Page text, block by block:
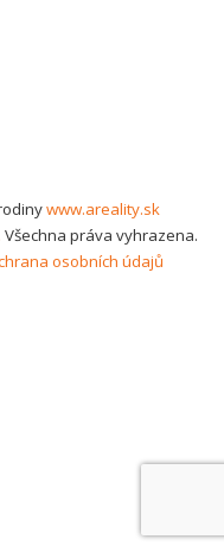
www.areality.sk
Všechna práva vyhrazena.
osobních údajů